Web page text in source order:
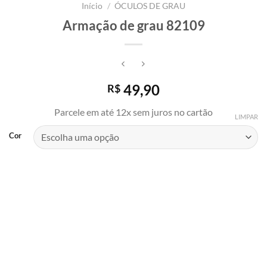
Início / ÓCULOS DE GRAU
Armação de grau 82109
R$ 49,90
Parcele em até 12x sem juros no cartão
Cor
LIMPAR